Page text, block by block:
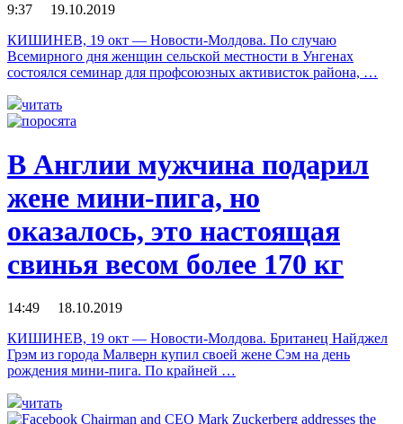
9:37 19.10.2019
КИШИНЕВ, 19 окт — Новости-Молдова. По случаю
Всемирного дня женщин сельской местности в Унгенах
состоялся семинар для профсоюзных активисток района, …
читать
В Англии мужчина подарил
жене мини-пига, но
оказалось, это настоящая
свинья весом более 170 кг
14:49 18.10.2019
КИШИНЕВ, 19 окт — Новости-Молдова. Британец Найджел
Грэм из города Малверн купил своей жене Сэм на день
рождения мини-пига. По крайней …
читать